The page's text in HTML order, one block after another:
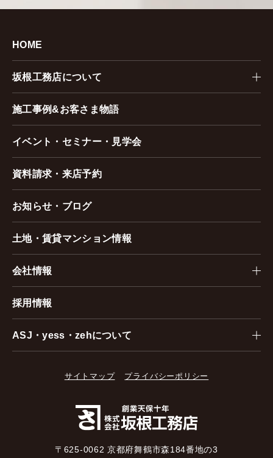
HOME
坂根工務店について
施工事例&お客さま物語
イベント・セミナー・見学会
資料請求・来店予約
お知らせ・ブログ
土地・賃貸マンション情報
会社情報
採用情報
ASJ・yess・zehについて
サイトマップ プライバシーポリシー
〒625-0062 京都府舞鶴市森184番地の3